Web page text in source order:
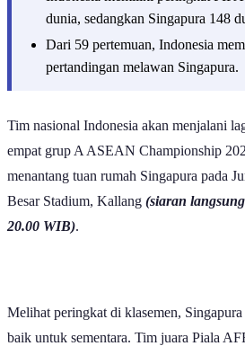
dunia, sedangkan Singapura 148
Dari 59 pertemuan, Indonesia
pertandingan melawan Singapura.
Tim nasional Indonesia akan menjalani
empat grup A ASEAN Championship
menantang tuan rumah Singapura pada
Besar Stadium, Kallang (siaran
20.00 WIB).
Melihat peringkat di klasemen,
baik untuk sementara. Tim juara Piala